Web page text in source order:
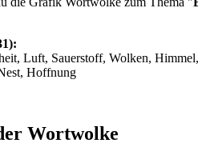
Luft, Sauerstoff, Wolken,
Hoffnung
Wortwolke